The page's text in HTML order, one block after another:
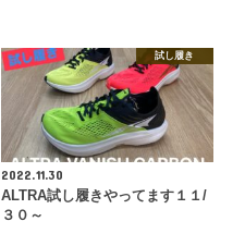
試し履き
2022.11.30
ALTRA試し履きやってます１１/
３０～